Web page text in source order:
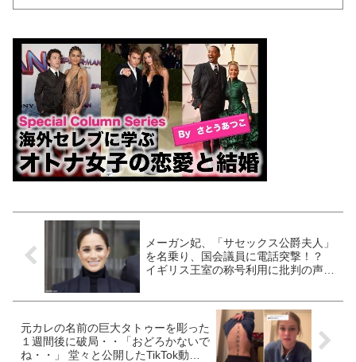
メーガン妃、「サセックス公爵夫人」
を名乗り、国会議員に電話突撃！？
イギリス王室の称号利用に批判の声殺
元カレの名前の巨大タトゥーを彫った
１週間後に破局・・「おどろかないで
ね・・」 堂々と公開したTikTok動画